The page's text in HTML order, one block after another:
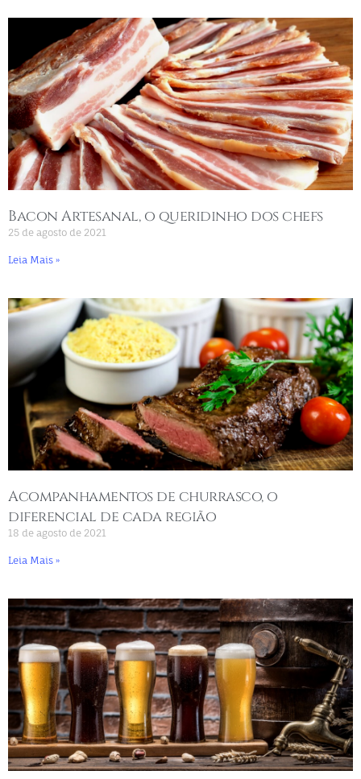
Bacon Artesanal, o queridinho dos chefs
25 de agosto de 2021
Leia Mais »
Acompanhamentos de churrasco, o
diferencial de cada região
18 de agosto de 2021
Leia Mais »